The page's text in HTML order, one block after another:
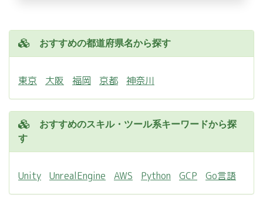
おすすめの都道府県名から探す
東京 大阪 福岡 京都 神奈川
おすすめのスキル・ツール系キーワードから探
す
Unity UnrealEngine AWS Python GCP Go言語